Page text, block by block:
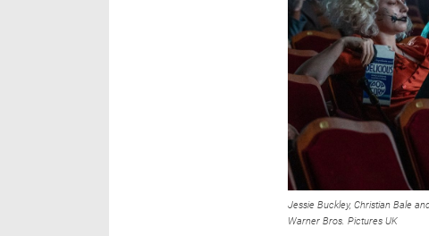
Jessie Buckley, Christian Bale
Warner Bros. Pictures UK